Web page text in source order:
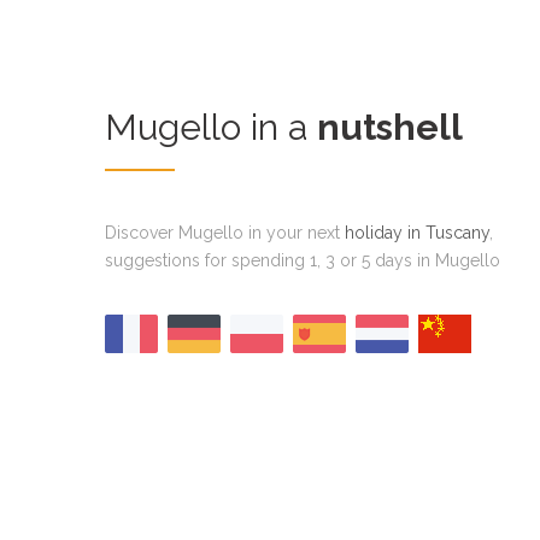
Mugello in a nutshell
Discover Mugello in your next holiday in Tuscany,
suggestions for spending 1, 3 or 5 days in Mugello